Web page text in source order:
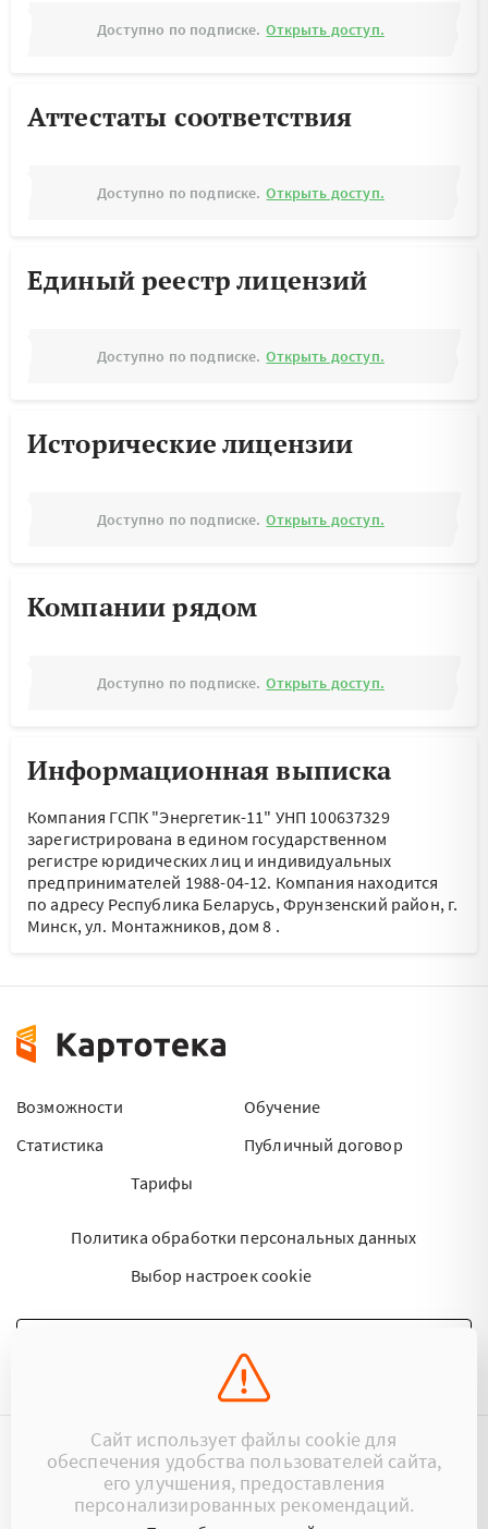
Доступно по подписке. Открыть доступ.
Аттестаты соответствия
Доступно по подписке. Открыть доступ.
Единый реестр лицензий
Доступно по подписке. Открыть доступ.
Исторические лицензии
Доступно по подписке. Открыть доступ.
Компании рядом
Доступно по подписке. Открыть доступ.
Информационная выписка
Компания ГСПК "Энергетик-11" УНП 100637329
зарегистрирована в едином государственном
регистре юридических лиц и индивидуальных
предпринимателей 1988-04-12. Компания находится
по адресу Республика Беларусь, Фрунзенский район, г.
Минск, ул. Монтажников, дом 8 .
Возможности
Статистика
Тарифы
Обучение
Публичный договор
Политика обработки персональных данных
Выбор настроек cookie
НАПИСАТЬ ПИСЬМО
©2015 - 2026 Kartoteka.by Все права защищены.
+375 (29) 17-383-17 ООО «Картотека»
Сайт использует файлы cookie для
обеспечения удобства пользователей сайта,
его улучшения, предоставления
персонализированных рекомендаций.